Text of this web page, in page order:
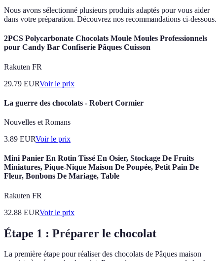
Nous avons sélectionné plusieurs produits adaptés pour vous aider
dans votre préparation. Découvrez nos recommandations ci-dessous.
2PCS Polycarbonate Chocolats Moule Moules Professionnels
pour Candy Bar Confiserie Pâques Cuisson
Rakuten FR
29.79 EURVoir le prix
La guerre des chocolats - Robert Cormier
Nouvelles et Romans
3.89 EURVoir le prix
Mini Panier En Rotin Tissé En Osier, Stockage De Fruits
Miniatures, Pique-Nique Maison De Poupée, Petit Pain De
Fleur, Bonbons De Mariage, Table
Rakuten FR
32.88 EURVoir le prix
Étape 1 : Préparer le chocolat
La première étape pour réaliser des chocolats de Pâques maison